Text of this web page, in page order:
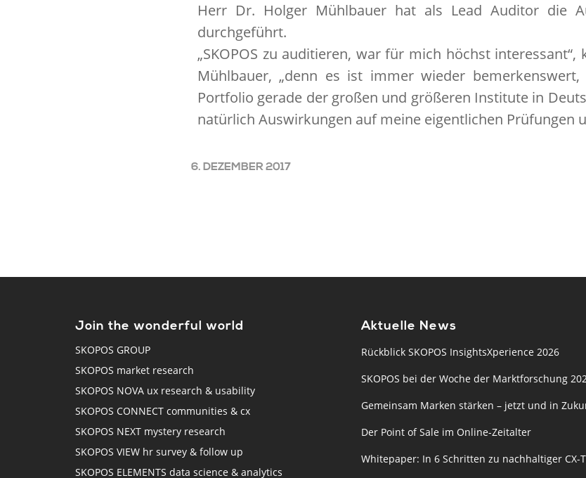
Herr Dr. Holger Mühlbauer hat als Lead Auditor die
durchgeführt.
„SKOPOS zu auditieren, war für mich höchst
Mühlbauer, „denn es ist immer wieder
Portfolio gerade der großen und größeren Institute in
natürlich Auswirkungen auf meine eigentlichen Prüfungen
6. DEZEMBER 2017
Join the wonderful world
SKOPOS GROUP
SKOPOS market research
SKOPOS NOVA ux research & usability
SKOPOS CONNECT communities & cx
SKOPOS NEXT mystery research
SKOPOS VIEW hr survey & follow up
SKOPOS ELEMENTS data science & analytics
Aktuelle News
Rückblick SKOPOS InsightsXperience 2026
SKOPOS bei der Woche der Marktforschung
Gemeinsam Marken stärken – jetzt und in
Der Point of Sale im Online-Zeitalter
Whitepaper: In 6 Schritten zu nachhaltiger CX-